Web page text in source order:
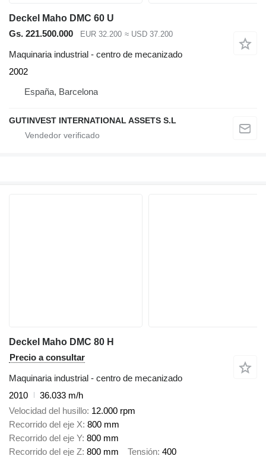
Deckel Maho DMC 60 U
Gs. 221.500.000
EUR 32.200 ≈ USD 37.200
Maquinaria industrial - centro de mecanizado
2002
España, Barcelona
GUTINVEST INTERNATIONAL ASSETS S.L
Deckel Maho DMC 80 H
Precio a consultar
Maquinaria industrial - centro de mecanizado
2010
36.033 m/h
Velocidad del husillo 12.000 rpm
Recorrido del eje X 800 mm
Recorrido del eje Y 800 mm
Recorrido del eje Z 800 mm Tensión 400